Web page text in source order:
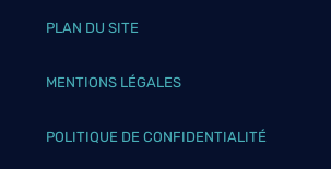
PLAN DU SITE
MENTIONS LÉGALES
POLITIQUE DE CONFIDENTIALITÉ